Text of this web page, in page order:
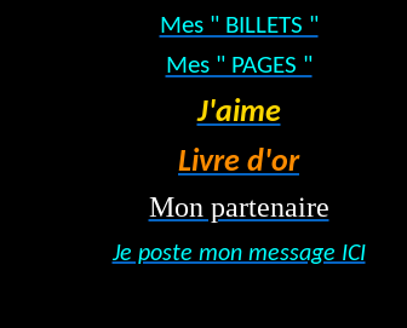
Mes " BILLETS "
Mes " PAGES "
J'aime
Livre d'or
Mon partenaire
Je poste mon message ICI